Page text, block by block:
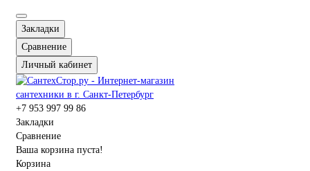
Закладки
Сравнение
Личный кабинет
+7 953 997 99 86
Закладки
Сравнение
Ваша корзина пуста!
Корзина